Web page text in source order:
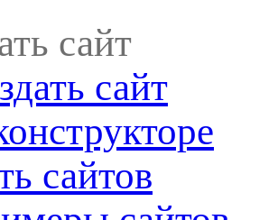
сайт
сайт
сайтов